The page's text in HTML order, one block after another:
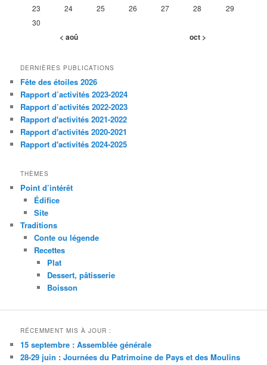
23
24 25 26 27 28
29
30
< aoû oct >
DERNIÈRES PUBLICATIONS
Fête des étoiles 2026
Rapport d’activités 2023-2024
Rapport d’activités 2022-2023
Rapport d'activités 2021-2022
Rapport d'activités 2020-2021
Rapport d'activités 2024-2025
THÈMES
Point d’intérêt
Édifice
Site
Traditions
Conte ou légende
Recettes
Plat
Dessert, pâtisserie
Boisson
RÉCEMMENT MIS À JOUR :
15 septembre : Assemblée générale
28-29 juin : Journées du Patrimoine de Pays et des Moulins